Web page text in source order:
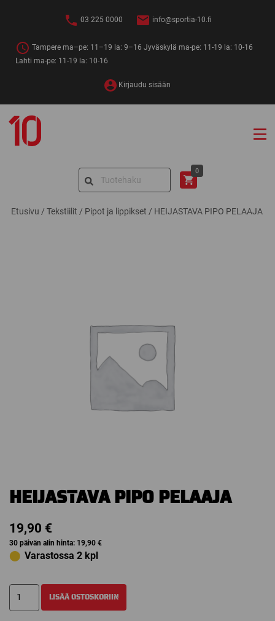
03 225 0000 info@sportia-10.fi
Tampere ma–pe: 11–19 la: 9–16 Jyväskylä ma-pe: 11-19 la: 10-16
Lahti ma-pe: 11-19 la: 10-16
Kirjaudu sisään
10
Search
0
Etusivu / Tekstiilit / Pipot ja lippikset / HEIJASTAVA PIPO PELAAJA
HEIJASTAVA PIPO PELAAJA
19,90 €
30 päivän alin hinta: 19,90 €
⬤ Varastossa 2 kpl
HEIJASTAVA
PIPO
LISÄÄ OSTOSKORIIN